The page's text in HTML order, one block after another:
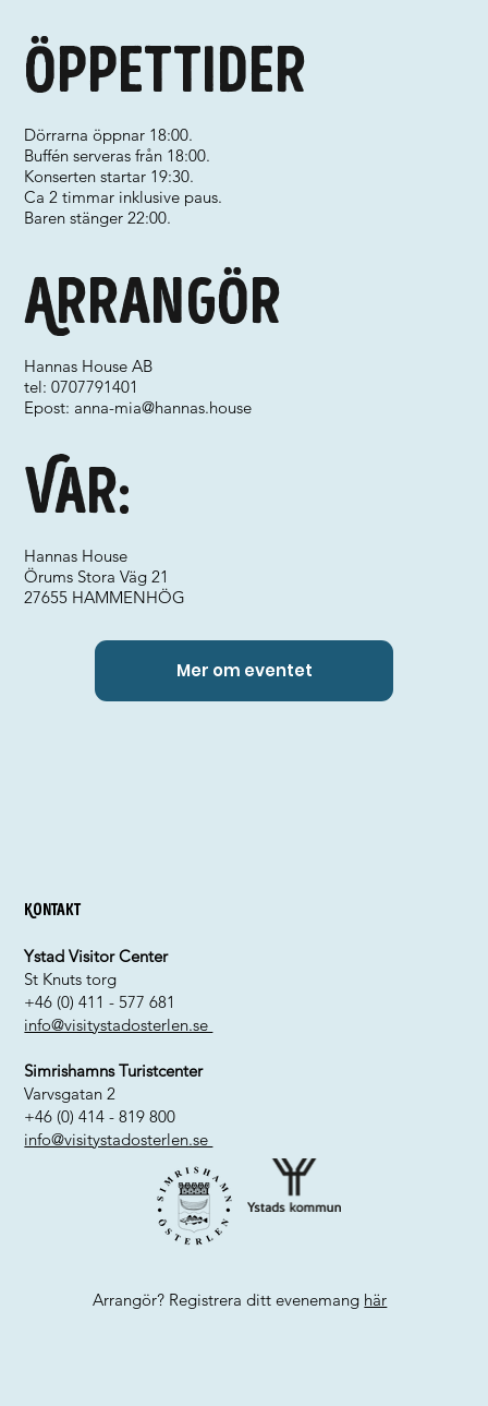
Var:
Arrangör
Hannas House AB
tel: 0707791401
Epost: anna-mia@hannas.house
Hannas House
Örums Stora Väg 21
27655 HAMMENHÖG
Öppettider
Dörrarna öppnar 18:00.
Buffén serveras från 18:00.
Konserten startar 19:30.
Ca 2 timmar inklusive paus.
Baren stänger 22:00.
Mer om eventet
Kontakt
Ystad Visitor Center
St Knuts torg
+46 (0) 411 - 577 681
info@visitystadosterlen.se
Simrishamns Turistcenter
Varvsgatan 2
+46 (0) 414 - 819 800
info@visitystadosterlen.se
Arrangör? Registrera ditt evenemang här